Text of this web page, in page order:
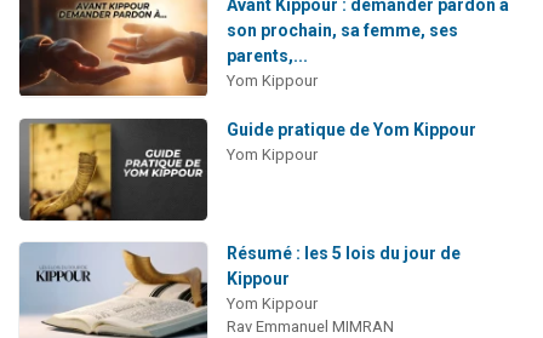
Avant Kippour : demander pardon à
son prochain, sa femme, ses
parents,...
Yom Kippour
Guide pratique de Yom Kippour
Yom Kippour
Résumé : les 5 lois du jour de
Kippour
Yom Kippour
Rav Emmanuel MIMRAN